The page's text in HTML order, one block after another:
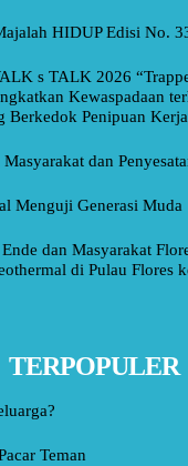
HIDUP Edisi No.
s TALK 2026
Kewaspadaan
Berkedok Penipuan
dan
Menguji Generasi Muda
dan Masyarakat
di Pulau Flores
TERPOPULER
Teman